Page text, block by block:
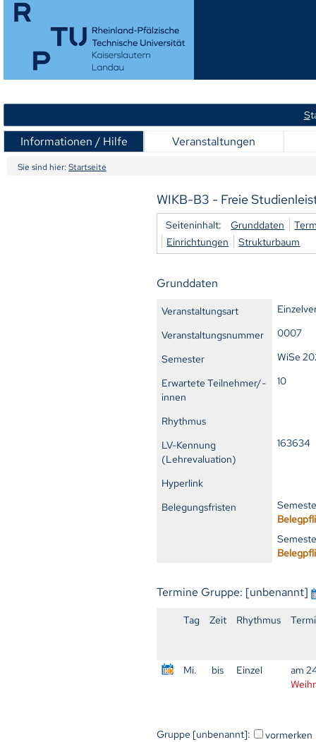
S
Informationen / Hilfe Veranstaltungen
Sie sind hier: Startseite
WIKB-B3 - Freie
Seiteninhalt: Grunddaten
Einrichtungen
Strukturbaum
Grunddaten
Veranstaltungsart
Veranstaltungsnummer
0007
Semester
WiSe
Erwartete Teilnehmer/-
innen
10
Rhythmus
LV-Kennung
(Lehrevaluation)
Hyperlink
Belegungsfristen
Termine Gruppe: [unbenannt]
Tag Zeit Rhythmus
Mi. bis Einzel
am
Gruppe [unbenannt]: vormerken